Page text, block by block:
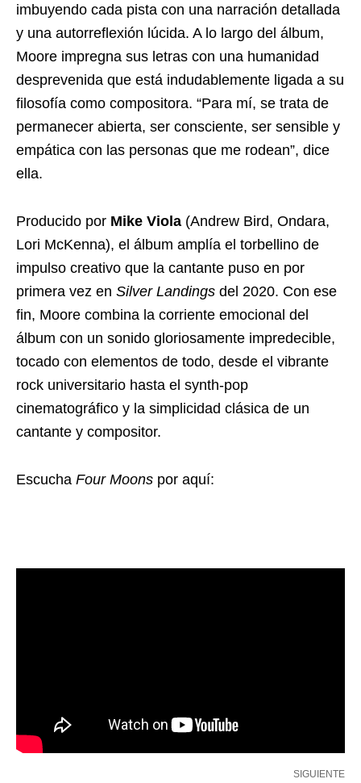
imbuyendo cada pista con una narración detallada
y una autorreflexión lúcida. A lo largo del álbum,
Moore impregna sus letras con una humanidad
desprevenida que está indudablemente ligada a su
filosofía como compositora. “Para mí, se trata de
permanecer abierta, ser consciente, ser sensible y
empática con las personas que me rodean”, dice
ella.
Producido por Mike Viola (Andrew Bird, Ondara,
Lori McKenna), el álbum amplía el torbellino de
impulso creativo que la cantante puso en por
primera vez en Silver Landings del 2020. Con ese
fin, Moore combina la corriente emocional del
álbum con un sonido gloriosamente impredecible,
tocado con elementos de todo, desde el vibrante
rock universitario hasta el synth-pop
cinematográfico y la simplicidad clásica de un
cantante y compositor.
Escucha Four Moons por aquí:
SIGUIENTE